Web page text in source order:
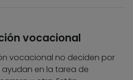
vocacional
vocacional no deciden por
en la tarea de